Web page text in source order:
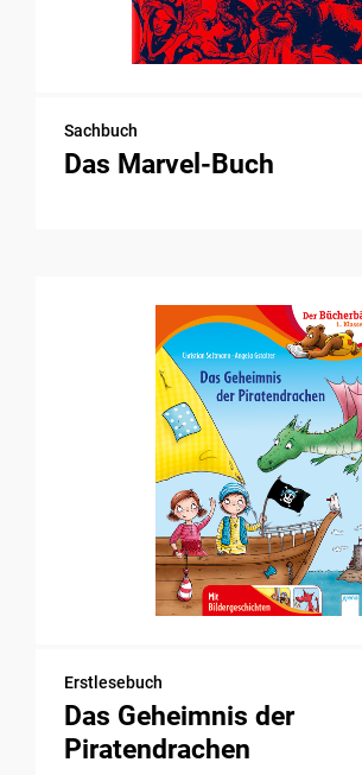
Sachbuch
Das Marvel-Buch
Erstlesebuch
Das Geheimnis der
Piratendrachen